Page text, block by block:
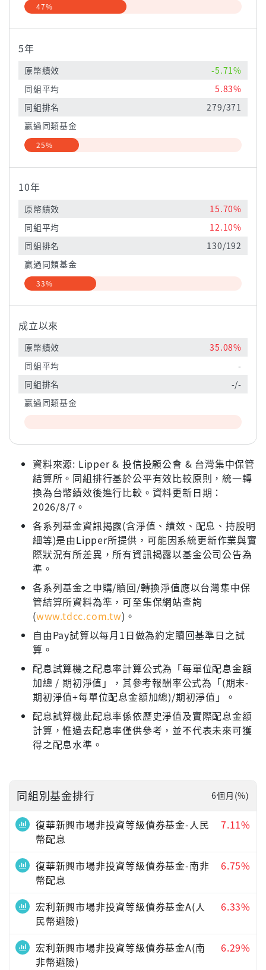
47%
5年
原幣績效
-5.71%
同組平均
5.83%
同組排名
279/371
贏過同類基金
25%
10年
原幣績效
15.70%
同組平均
12.10%
同組排名
130/192
贏過同類基金
33%
成立以來
原幣績效
35.08%
同組平均
-
同組排名
-/-
贏過同類基金
資料來源: Lipper & 投信投顧公會 & 台灣集中保管
結算所。同組排行基於公平有效比較原則，統一轉
換為台幣績效後進行比較。資料更新日期：
2026/8/7。
各系列基金資訊揭露(含淨值、績效、配息、持股明
細等)是由Lipper所提供，可能因系統更新作業與實
際狀況有所差異，所有資訊揭露以基金公司公告為
準。
各系列基金之申購/贖回/轉換淨值應以台灣集中保
管結算所資料為準，可至集保網站查詢
(www.tdcc.com.tw)。
自由Pay試算以每月1日做為約定贖回基準日之試
算。
配息試算機之配息率計算公式為「每單位配息金額
加總 / 期初淨值」，其參考報酬率公式為「(期末-
期初淨值+每單位配息金額加總)/期初淨值」。
配息試算機此配息率係依歷史淨值及實際配息金額
計算，惟過去配息率僅供參考，並不代表未來可獲
得之配息水準。
同組別基金排行 6個月(%)
復華新興市場非投資等級債券基金-人民
幣配息
7.11%
復華新興市場非投資等級債券基金-南非
幣配息
6.75%
宏利新興市場非投資等級債券基金A(人
民幣避險)
6.33%
宏利新興市場非投資等級債券基金A(南
非幣避險)
6.29%